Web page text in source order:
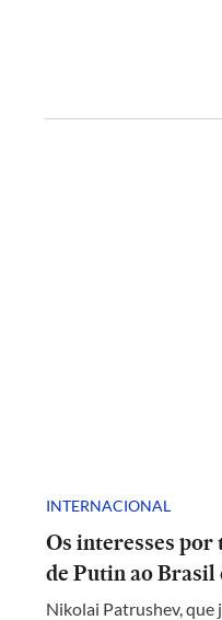
INTERNACIONAL
Os interesses por
de Putin ao
Nikolai Patrushev, que